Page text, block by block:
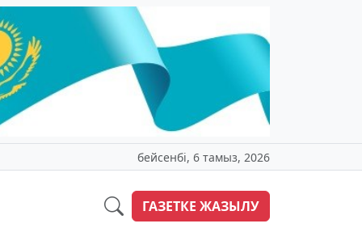
бейсенбі, 6 тамыз, 2026
ГАЗЕТКЕ ЖАЗЫЛУ